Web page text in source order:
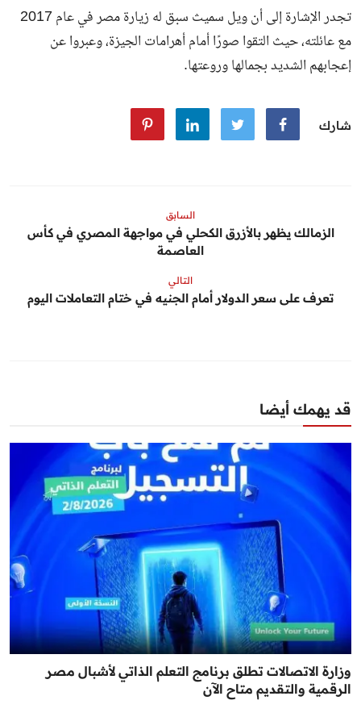
تجدر الإشارة إلى أن ويل سميث سبق له زيارة مصر في عام 2017
مع عائلته، حيث التقوا صورًا أمام أهرامات الجيزة، وعبروا عن
إعجابهم الشديد بجمالها وروعتها.
شارك
السابق
الزمالك يظهر بالأزرق الكحلي في مواجهة المصري في كأس
العاصمة
التالي
تعرف على سعر الدولار أمام الجنيه في ختام التعاملات اليوم
قد يهمك أيضا
وزارة الاتصالات تطلق برنامج التعلم الذاتي لأشبال مصر
الرقمية والتقديم متاح الآن